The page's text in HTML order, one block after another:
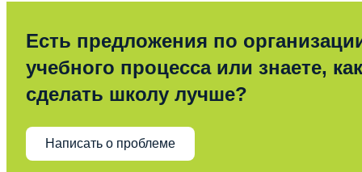
Есть предложения по
учебного процесса или знаете, как
сделать школу лучше?
Написать о проблеме